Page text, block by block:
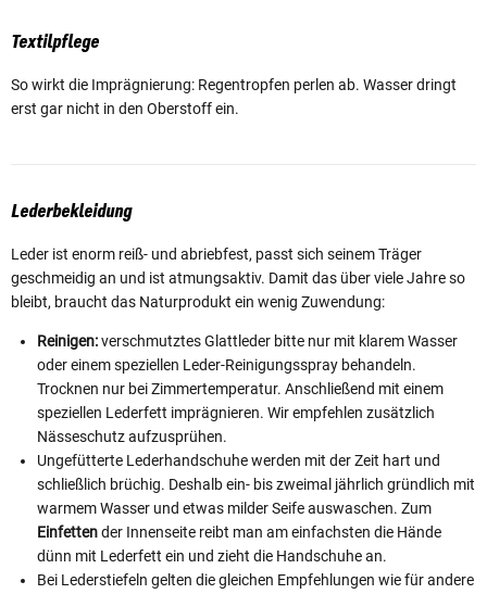
Textilpflege
So wirkt die Imprägnierung: Regentropfen perlen ab. Wasser dringt
erst gar nicht in den Oberstoff ein.
Lederbekleidung
Leder ist enorm reiß- und abriebfest, passt sich seinem Träger
geschmeidig an und ist atmungsaktiv. Damit das über viele Jahre so
bleibt, braucht das Naturprodukt ein wenig Zuwendung:
Reinigen:verschmutztes Glattleder bitte nur mit klarem Wasser
oder einem speziellen Leder-Reinigungsspray behandeln.
Trocknen nur bei Zimmertemperatur. Anschließend mit einem
speziellen Lederfett imprägnieren. Wir empfehlen zusätzlich
Nässeschutz aufzusprühen.
Ungefütterte Lederhandschuhe werden mit der Zeit hart und
schließlich brüchig. Deshalb ein- bis zweimal jährlich gründlich mit
warmem Wasser und etwas milder Seife auswaschen. Zum
Einfettender Innenseite reibt man am einfachsten die Hände
dünn mit Lederfett ein und zieht die Handschuhe an.
Bei Lederstiefeln gelten die gleichen Empfehlungen wie für andere